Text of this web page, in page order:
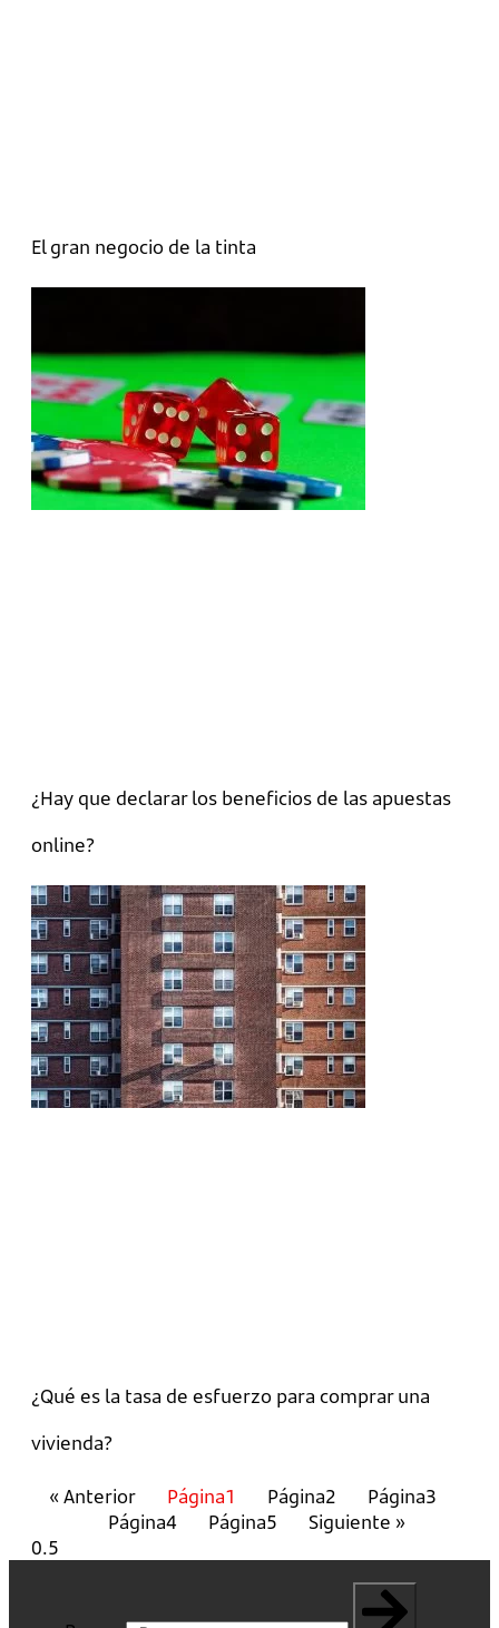
El gran negocio de la tinta
¿Hay que declarar los beneficios de las apuestas
online?
¿Qué es la tasa de esfuerzo para comprar una
vivienda?
« Anterior Página1 Página2 Página3
Página4 Página5 Siguiente »